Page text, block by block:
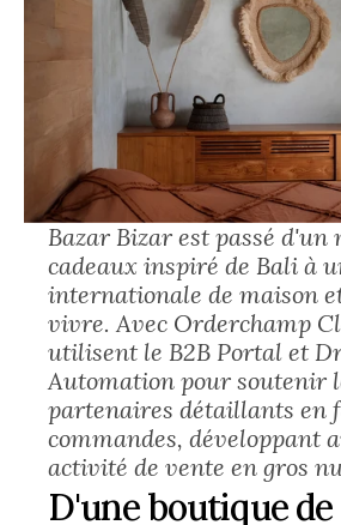
Bazar Bizar est passé d'un
cadeaux inspiré de Bali à
internationale de maison
vivre. Avec Orderchamp
utilisent le B2B Portal et
Automation pour soutenir
partenaires détaillants en
commandes, développant
activité de vente en gros
D'une boutique de